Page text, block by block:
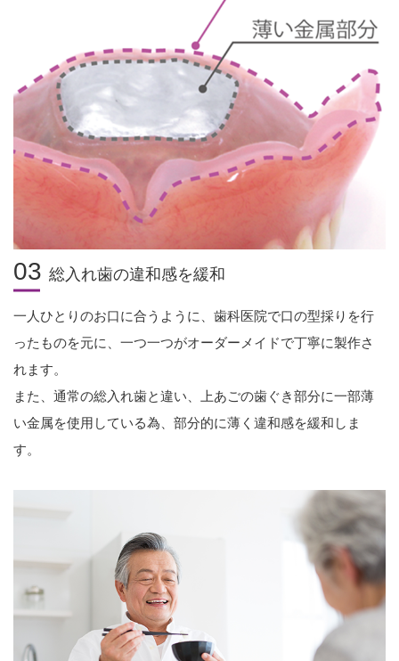
03 総入れ歯の違和感を緩和
一人ひとりのお口に合うように、歯科医院で口の型採りを行
ったものを元に、 一つ一つがオーダーメイドで丁寧に製作さ
れます。
また、通常の総入れ歯と違い、上あごの歯ぐき部分に一部薄
い金属を使用している為、部分的に薄く違和感を緩和しま
す。